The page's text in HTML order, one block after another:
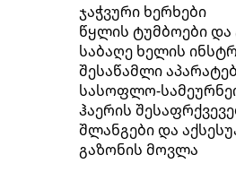
ჯაჭვური ხერხები
წყლის ტუმბოები და
საბაღე ხელის
შესაწამლი
სასოფლო-
ჰაერის
შლანგები და
გაზონის მოვლა